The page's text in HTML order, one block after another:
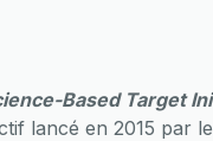
Based Target
lancé en 2015 par